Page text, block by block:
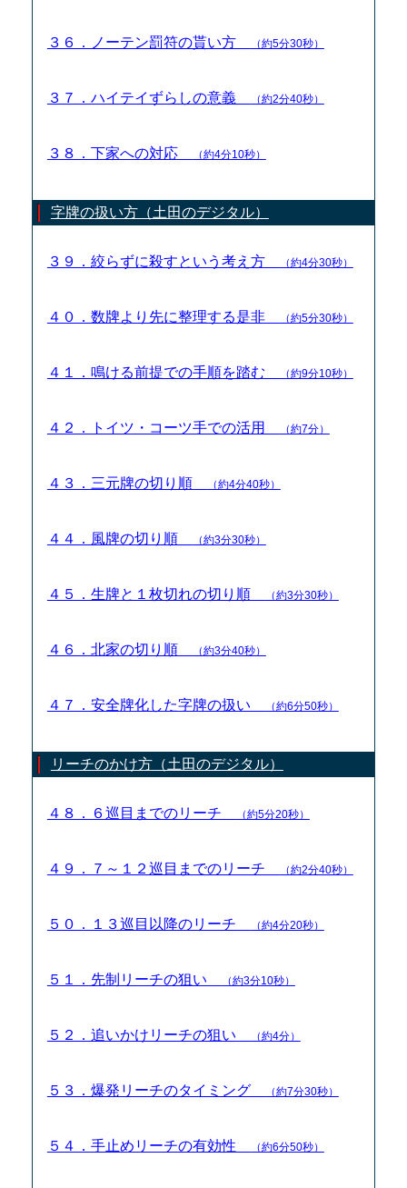
３６．ノーテン罰符の貰い方 （約5分30秒）
３７．ハイテイずらしの意義 （約2分40秒）
３８．下家への対応 （約4分10秒）
字牌の扱い方（土田のデジタル）
３９．絞らずに殺すという考え方 （約4分30秒）
４０．数牌より先に整理する是非 （約5分30秒）
４１．鳴ける前提での手順を踏む （約9分10秒）
４２．トイツ・コーツ手での活用 （約7分）
４３．三元牌の切り順 （約4分40秒）
４４．風牌の切り順 （約3分30秒）
４５．生牌と１枚切れの切り順 （約3分30秒）
４６．北家の切り順 （約3分40秒）
４７．安全牌化した字牌の扱い （約6分50秒）
リーチのかけ方（土田のデジタル）
４８．６巡目までのリーチ （約5分20秒）
４９．７～１２巡目までのリーチ （約2分40秒）
５０．１３巡目以降のリーチ （約4分20秒）
５１．先制リーチの狙い （約3分10秒）
５２．追いかけリーチの狙い （約4分）
５３．爆発リーチのタイミング （約7分30秒）
５４．手止めリーチの有効性 （約6分50秒）